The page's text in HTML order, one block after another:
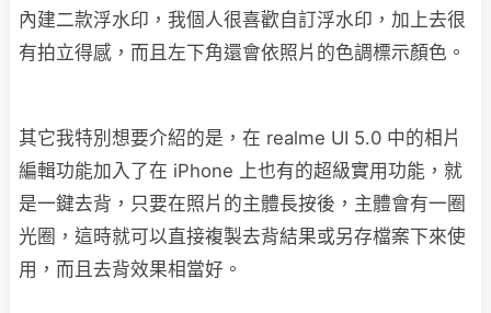
內建二款浮水印，我個人很喜歡自訂浮水印，加上去很
有拍立得感，而且左下角還會依照片的色調標示顏色。
其它我特別想要介紹的是，在 realme UI 5.0 中的相片
編輯功能加入了在 iPhone 上也有的超級實用功能，就
是一鍵去背，只要在照片的主體長按後，主體會有一圈
光圈，這時就可以直接複製去背結果或另存檔案下來使
用，而且去背效果相當好。